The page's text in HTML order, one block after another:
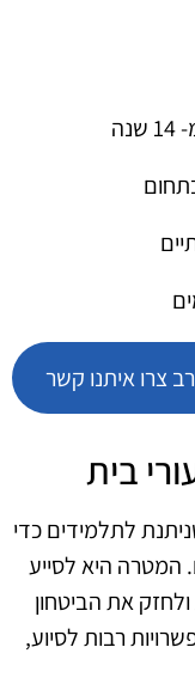
צרו איתנו קשר
בית
לתלמידים כדי
המטרה היא לסייע
את הביטחון
רבות לסיוע,